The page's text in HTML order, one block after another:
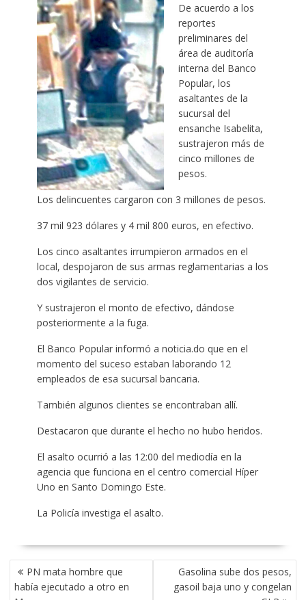
De acuerdo a los
reportes
preliminares del
área de auditoría
interna del Banco
Popular, los
asaltantes de la
sucursal del
ensanche Isabelita,
sustrajeron más de
cinco millones de
pesos.
Los delincuentes cargaron con 3 millones de pesos.
37 mil 923 dólares y 4 mil 800 euros, en efectivo.
Los cinco asaltantes irrumpieron armados en el
local, despojaron de sus armas reglamentarias a los
dos vigilantes de servicio.
Y sustrajeron el monto de efectivo, dándose
posteriormente a la fuga.
El Banco Popular informó a noticia.do que en el
momento del suceso estaban laborando 12
empleados de esa sucursal bancaria.
También algunos clientes se encontraban allí.
Destacaron que durante el hecho no hubo heridos.
El asalto ocurrió a las 12:00 del mediodía en la
agencia que funciona en el centro comercial Híper
Uno en Santo Domingo Este.
La Policía investiga el asalto.
POST
NAVIGATION
PN mata hombre que
había ejecutado a otro en
Gasolina sube dos pesos,
gasoil baja uno y congelan